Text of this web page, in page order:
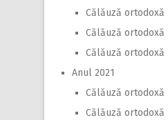
Călăuză ortodoxă
Călăuză ortodoxă
Călăuză ortodoxă
Anul 2021
Călăuză ortodoxă
Călăuză ortodoxă